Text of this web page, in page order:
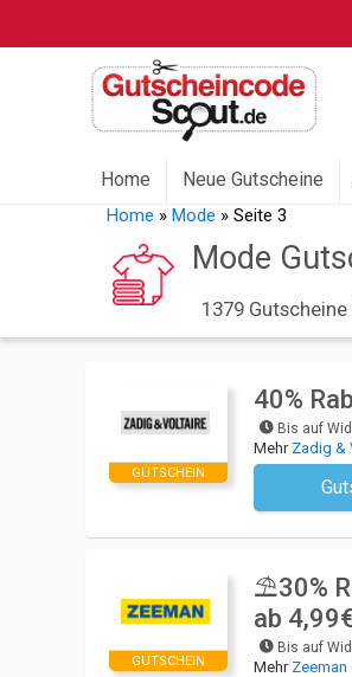
Home Neue Gutscheine
Home » Mode » Seite 3
Mode
1379
GUTSCHEIN
40%
Bis auf
Mehr Zadig &
GUTSCHEIN
⛱️30%
ab
Bis auf
Mehr Zeeman